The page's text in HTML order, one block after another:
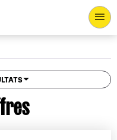
et d'innovation -